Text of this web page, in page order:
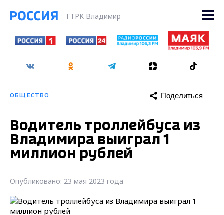
ГТРК Владимир
ОБЩЕСТВО Поделиться
Водитель троллейбуса из
Владимира выиграл 1
миллион рублей
Опубликовано: 23 мая 2023 года